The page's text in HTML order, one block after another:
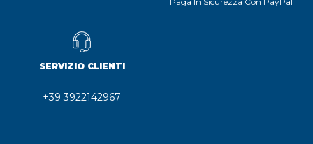
SERVIZIO CLIENTI
+39 3922142967